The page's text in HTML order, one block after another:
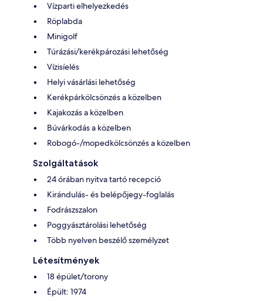
Vízparti elhelyezkedés
Röplabda
Minigolf
Túrázási/kerékpározási lehetőség
Vízisíelés
Helyi vásárlási lehetőség
Kerékpárkölcsönzés a közelben
Kajakozás a közelben
Búvárkodás a közelben
Robogó-/mopedkölcsönzés a közelben
Szolgáltatások
24 órában nyitva tartó recepció
Kirándulás- és belépőjegy-foglalás
Fodrászszalon
Poggyásztárolási lehetőség
Több nyelven beszélő személyzet
Létesítmények
18 épület/torony
Épült: 1974